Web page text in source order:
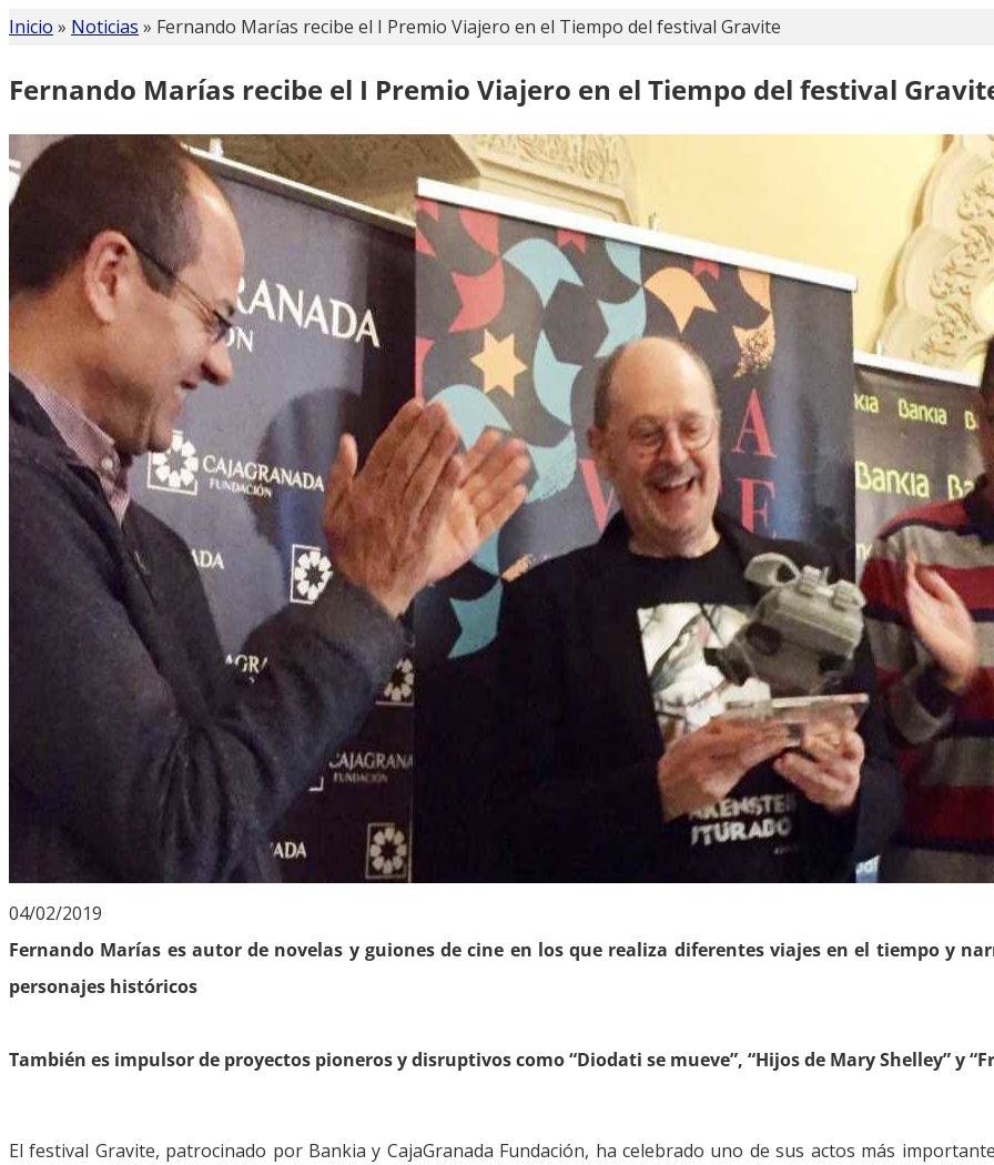
Inicio » Noticias » Fernando Marías recibe el I Premio Viajero en el Tiempo del festival Gravite
Fernando Marías recibe el I Premio Viajero en el Tiempo del festival
04/02/2019
Fernando Marías es autor de novelas y guiones de cine en los que realiza diferentes viajes en el tiempo y
personajes históricos
También es impulsor de proyectos pioneros y disruptivos como “Diodati se mueve”, “Hijos de Mary Shelley” y
El festival Gravite, patrocinado por Bankia y CajaGranada Fundación, ha celebrado uno de sus actos más